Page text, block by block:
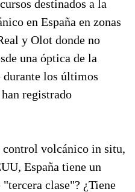
destinados a la
en España en zonas
y Olot donde no
una óptica de la
los últimos
han registrado
control volcánico in situ,
España tiene un
clase"? ¿Tiene